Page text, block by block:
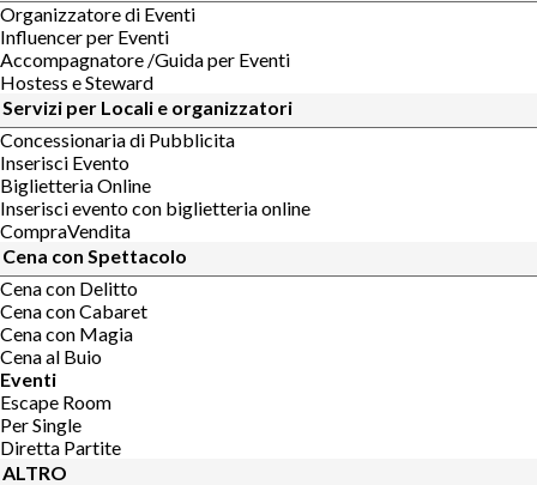
Organizzatore di Eventi
Influencer per Eventi
Accompagnatore /Guida per Eventi
Hostess e Steward
Servizi per Locali e organizzatori
Concessionaria di Pubblicita
Inserisci Evento
Biglietteria Online
Inserisci evento con biglietteria online
CompraVendita
Cena con Spettacolo
Cena con Delitto
Cena con Cabaret
Cena con Magia
Cena al Buio
Eventi
Escape Room
Per Single
Diretta Partite
ALTRO